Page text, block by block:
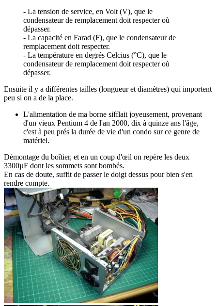
- La tension de service, en Volt (V), que le
condensateur de remplacement doit respecter où
dépasser.
- La capacité en Farad (F), que le condensateur de
remplacement doit respecter.
- La température en degrés Celcius (°C), que le
condensateur de remplacement doit respecter où
dépasser.
Ensuite il y a différentes tailles (longueur et diamètres) qui importent
peu si on a de la place.
L'alimentation de ma borne sifflait joyeusement, provenant
d'un vieux Pentium 4 de l'an 2000, dix à quinze ans l'âge,
c'est à peu prés la durée de vie d'un condo sur ce genre de
matériel.
Démontage du boîtier, et en un coup d'œil on repère les deux
3300µF dont les sommets sont bombés.
En cas de doute, suffit de passer le doigt dessus pour bien s'en
rendre compte.